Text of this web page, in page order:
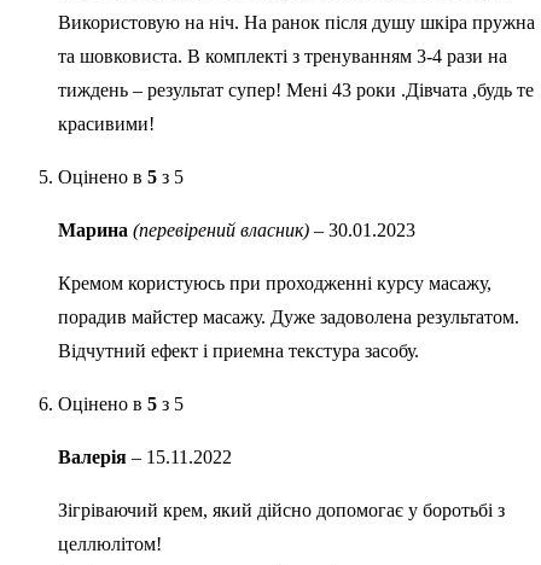
Використовую на ніч. На ранок після душу шкіра пружна
та шовковиста. В комплекті з тренуванням 3-4 рази на
тиждень – результат супер! Мені 43 роки .Дівчата ,будь те
красивими!
Оцінено в 5 з 5
Марина (перевірений власник) – 30.01.2023
Кремом користуюсь при проходженні курсу масажу,
порадив майстер масажу. Дуже задоволена результатом.
Відчутний ефект і приемна текстура засобу.
Оцінено в 5 з 5
Валерія – 15.11.2022
Зігріваючий крем, який дійсно допомогає у боротьбі з
целлюлітом!